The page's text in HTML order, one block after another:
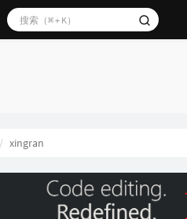
xingran